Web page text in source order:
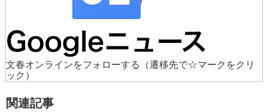
文春オンラインをフォローする
（遷移先で☆マークをクリ
ック）
関連記事